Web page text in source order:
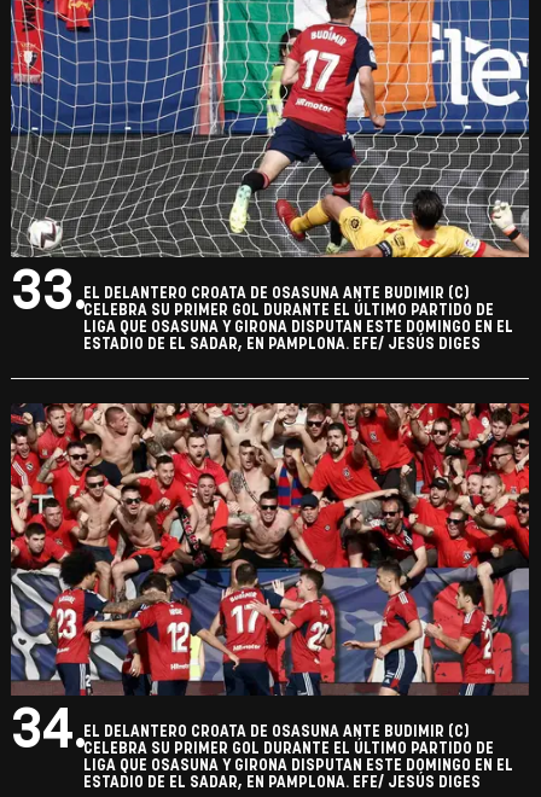
33.EL DELANTERO CROATA DE OSASUNA ANTE BUDIMIR (C)
CELEBRA SU PRIMER GOL DURANTE EL ÚLTIMO PARTIDO DE
LIGA QUE OSASUNA Y GIRONA DISPUTAN ESTE DOMINGO EN EL
ESTADIO DE EL SADAR, EN PAMPLONA. EFE/ JESÚS DIGES
34.EL DELANTERO CROATA DE OSASUNA ANTE BUDIMIR (C)
CELEBRA SU PRIMER GOL DURANTE EL ÚLTIMO PARTIDO DE
LIGA QUE OSASUNA Y GIRONA DISPUTAN ESTE DOMINGO EN EL
ESTADIO DE EL SADAR, EN PAMPLONA. EFE/ JESÚS DIGES